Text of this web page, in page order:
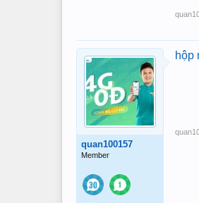
quan100157
Member
hộp